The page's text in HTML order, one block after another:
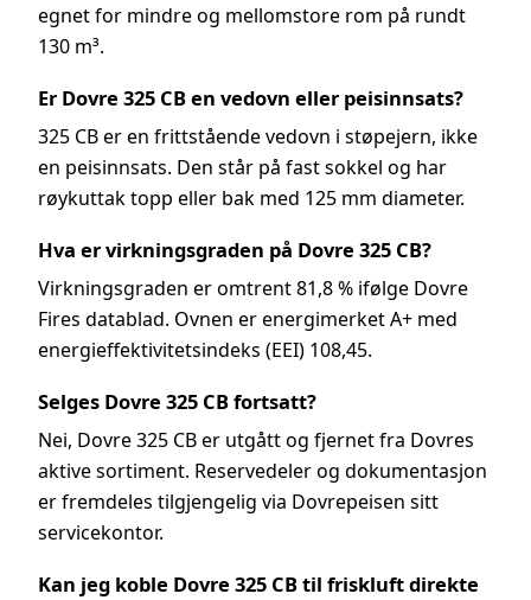
egnet for mindre og mellomstore rom på rundt
130 m³.
Er Dovre 325 CB en vedovn eller peisinnsats?
325 CB er en frittstående vedovn i støpejern, ikke
en peisinnsats. Den står på fast sokkel og har
røykuttak topp eller bak med 125 mm diameter.
Hva er virkningsgraden på Dovre 325 CB?
Virkningsgraden er omtrent 81,8 % ifølge Dovre
Fires datablad. Ovnen er energimerket A+ med
energieffektivitetsindeks (EEI) 108,45.
Selges Dovre 325 CB fortsatt?
Nei, Dovre 325 CB er utgått og fjernet fra Dovres
aktive sortiment. Reservedeler og dokumentasjon
er fremdeles tilgjengelig via Dovrepeisen sitt
servicekontor.
Kan jeg koble Dovre 325 CB til friskluft direkte